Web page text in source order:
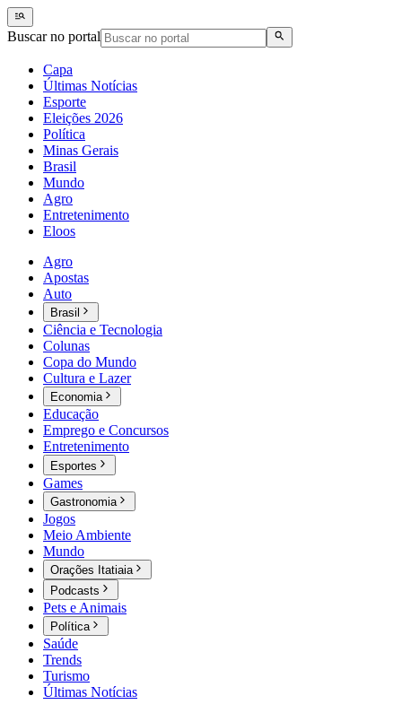
Buscar no portal
Capa
Últimas Notícias
Esporte
Eleições 2026
Política
Minas Gerais
Brasil
Mundo
Agro
Entretenimento
Eloos
Agro
Apostas
Auto
Brasil
Ciência e Tecnologia
Colunas
Copa do Mundo
Cultura e Lazer
Economia
Educação
Emprego e Concursos
Entretenimento
Esportes
Games
Gastronomia
Jogos
Meio Ambiente
Mundo
Orações Itatiaia
Podcasts
Pets e Animais
Política
Saúde
Trends
Turismo
Últimas Notícias